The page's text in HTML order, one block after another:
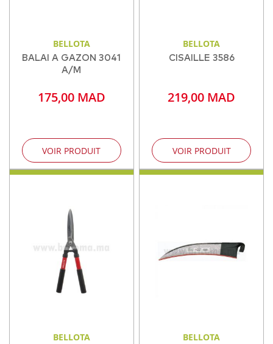
BELLOTA
BALAI A GAZON 3041
A/M
175,00 MAD
VOIR PRODUIT
BELLOTA
CISAILLE 3586
219,00 MAD
VOIR PRODUIT
BELLOTA BELLOTA